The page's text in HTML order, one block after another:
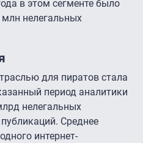
в этом сегменте было
нелегальных
для пиратов стала
период аналитики
нелегальных
Среднее
интернет-